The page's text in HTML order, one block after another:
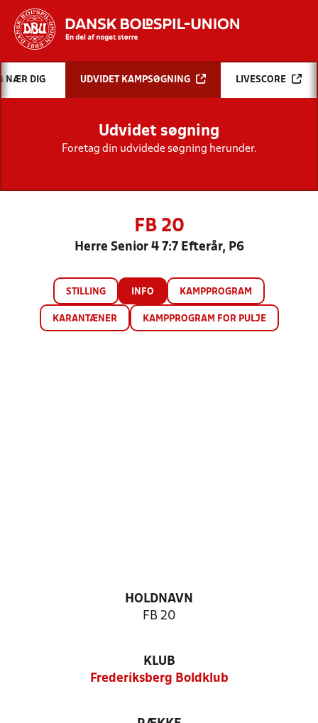
Hvad vil du søge efter?
INDHOLD OG NYHEDER
STILLINGER, RESULTATER, KLUBBER OG
HOLD
NÆR DIG UDVIDET KAMPSØGNING LIVESCORE
Udvidet søgning
Foretag din udvidede søgning herunder.
FB 20
Herre Senior 4 7:7 Efterår, P6
STILLING INFO KAMPPROGRAM
KARANTÆNER KAMPPROGRAM FOR PULJE
HOLDNAVN
FB 20
KLUB
Frederiksberg Boldklub